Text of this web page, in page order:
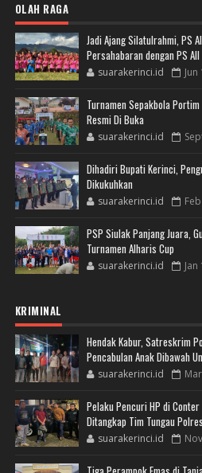
OLAH RAGA
Jadi Ajang Silatulrahmi, PS
Persahabaran dengan PS
suarakerinci.id
Turnamen Sepakbola
Resmi Di Buka
suarakerinci.id
Dihadiri Bupati Kerinci,
Dikukuhkan
suarakerinci.id
PSP Siulak Panjang Juara,
Turnamen Alharis Cup
suarakerinci.id
KRIMINAL
Hendak Kabur, Satreskrim
Pencabulan Anak Dibawah
suarakerinci.id
Pelaku Pencuri HP di
Ditangkap Tim Tungau
suarakerinci.id